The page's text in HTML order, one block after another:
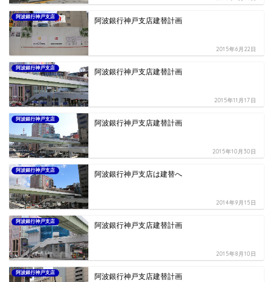
阿波銀行神戸支店 阿波銀行神戸支店建替計画
2015年6月22日
阿波銀行神戸支店 阿波銀行神戸支店建替計画
2015年11月17日
阿波銀行神戸支店 阿波銀行神戸支店建替計画
2015年10月30日
阿波銀行神戸支店 阿波銀行神戸支店は建替へ
2014年9月15日
阿波銀行神戸支店 阿波銀行神戸支店建替計画
2015年8月10日
阿波銀行神戸支店 阿波銀行神戸支店建替計画